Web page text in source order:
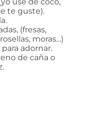
te guste).
(fresas,
moras…)
adornar.
de caña o